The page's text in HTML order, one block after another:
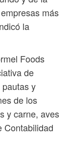
más
la
Foods
de
y
de los
y carne, aves
Contabilidad